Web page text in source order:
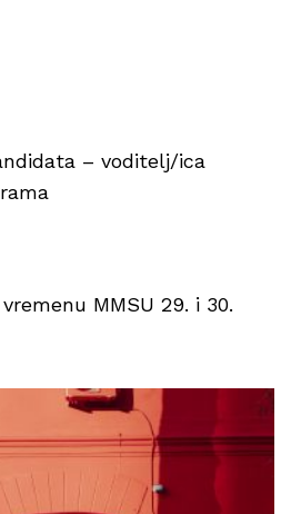
– voditelj/ica
MMSU 29. i 30.